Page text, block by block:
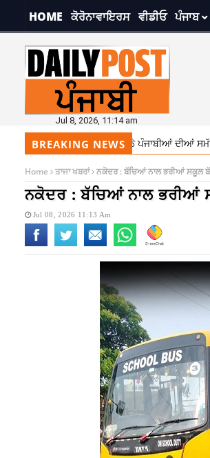
HOME ਕੋਰੋਨਾਵਾਇਰਸ ਵੀਡੀਓ ਪੰਜਾਬ
Jul 8, 2026, 11:14 am
BREAKING NEWS
ਅੱਜ, ਵਿਦੇਸ਼ਾਂ ‘ਚ ਬੈਠੇ ਪੰਜਾਬੀਆਂ ਦੀਆਂ ਸਮੱਸਿਆਵਾਂ ਦਾ
Home ਤਾਜਾ ਖਬਰਾਂ ਨਕੋਦਰ : ਬੱਚਿਆਂ ਨਾਲ ਭਰੀਆਂ ਸਕੂਲ
ਨਕੋਦਰ : ਬੱਚਿਆਂ ਨਾਲ ਭਰੀਆਂ
Jul 08, 2026 11:13 Am